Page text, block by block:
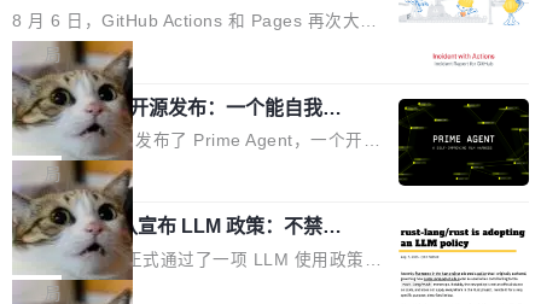
026 的读者：「看了篇 ...
认为最重要的一个——复杂度恰到好处，刚好能
驱动你去学 CuTe，但还没被那些"邪恶的" Hopp
er++ 优化所淹没，足够容易修改和适配。 更关
键的是 FA2 的持久性...
型智能设备的开发、连接与互联提供关键支撑，
也为产业链企业探索产品创新与商业增长打开新
的空间。 8月14日，开源鸿蒙智能硬件开发者日
（OHDD：OpenHarmony Hardware Develope
r Day）将在杭州启航。活动面向智能硬件产业
链企业和开发者，邀请行业专家与资深技术顾
问，围绕开源鸿蒙技术能力、设备适配、芯片适
配、功耗与稳定性调优、兼容性测评及统一互联
等内容展开系统讲解和实战交流，帮助企业进一
步了解开源鸿蒙在智能...
8 月 6 日，GitHub Actions 和 Pages 再次大规
模服务降级，Actions 完全不可用超过 5 小时，
webhook 停发，连自托管 runner 也因调度层故
障无法工作。Pages、Copilot code review、C
opilot coding agent 全部受影响。从检测到完全
恢复，大约 12 小时。 这是 2026 年 8 月的第六
起事故，其中四起与 AI/Copilot 服务相关。 Git
Hub 员工 kdaigle 在 HN 讨论中贴出了一组数
据：2025 年全年 10 亿次 commit。现在，每周
2.75 亿次，全年预计 140 亿次。GitHub...
局
Prime Agent 开源发布：一个能自我改
进的编程 Agent，ARC-AGI 3 超越人类
专家基线
Prime Intellect 发布了 Prime Agent，一个开源
的编程 Agent Harness，核心设计围绕两个抽
象：Recursive Language Model（RLM）和 C
ontinual Harness。在 ARC-AGI 3 基准测试
上，Prime Agent + Opus 5 的组合达到了 95.
5% RHAE Best@1，超过了 ARC 报告的人类专
局
Rust 项目团队宣布 LLM 政策：不禁
止，但你要承认哪些代码不是你写的
Rust 语言项目正式通过了一项 LLM 使用政策，
覆盖 rust-lang/rust 单一仓库的代码贡献。这不
局